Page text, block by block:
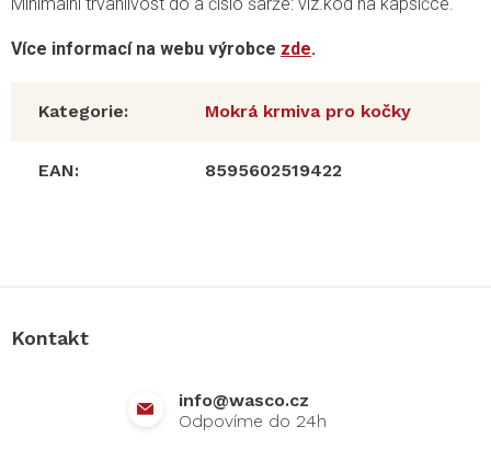
Více informací na webu výrobce zde.
Kategorie: Mokrá krmiva pro kočky
EAN: 8595602519422
Kontakt
info@wasco.cz